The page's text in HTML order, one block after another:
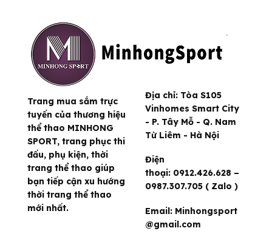
Trang mua sắm trực
tuyến của thương hiệu
thể thao MINHONG
SPORT, trang phục thi
đấu, phụ kiện, thời
trang thể thao giúp
bạn tiếp cận xu hướng
thời trang thể thao
mới nhất.
Địa chỉ: Tòa S105
Vinhomes Smart City
- P. Tây Mỗ - Q. Nam
Từ Liêm - Hà Nội
Điện
thoại: 0912.426.628 –
0987.307.705 ( Zalo )
Email: Minhongsport
@gmail.com